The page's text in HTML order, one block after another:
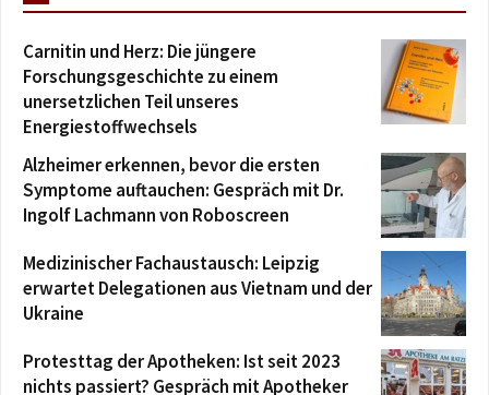
Carnitin und Herz: Die jüngere
Forschungsgeschichte zu einem
unersetzlichen Teil unseres
Energiestoffwechsels
Alzheimer erkennen, bevor die ersten
Symptome auftauchen: Gespräch mit Dr.
Ingolf Lachmann von Roboscreen
Medizinischer Fachaustausch: Leipzig
erwartet Delegationen aus Vietnam und der
Ukraine
Protesttag der Apotheken: Ist seit 2023
nichts passiert? Gespräch mit Apotheker